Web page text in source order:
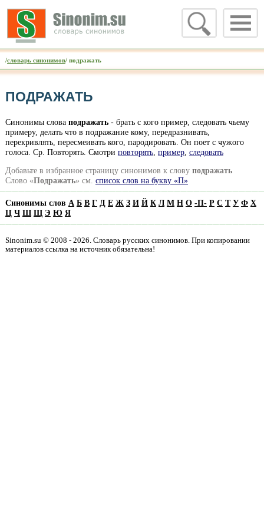
/словарь синонимов/ подражать
ПОДРАЖАТЬ
Синонимы слова подражать- брать с кого пример, следовать чьему
примеру, делать что в подражание кому, передразнивать,
перекривлять, пересмеивать кого, пародировать. Он поет с чужого
голоса. Ср. Повторять. Смотри повторять, пример, следовать
Добавьте в избранное страницу синонимов к слову подражать
Слово «Подражать» см. список слов на букву «П»
Синонимы слов А Б В Г Д Е Ж З И Й К Л М Н О -П- Р С Т У Ф Х
Ц Ч Ш Щ Э Ю Я
Sinonim.su © 2008 - 2026. Словарь русских синонимов. При копировании
материалов ссылка на источник обязательна!